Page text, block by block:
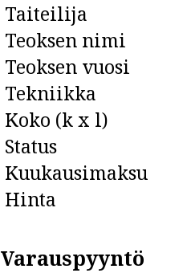
Taiteilija
Teoksen nimi
Teoksen vuosi
Tekniikka
Koko (k x l)
Status
Kuukausimaksu
Hinta
Varauspyyntö